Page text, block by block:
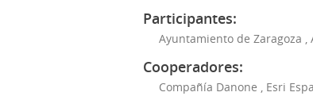
Participantes:
Ayuntamiento de Zaragoza
Cooperadores:
Compañía Danone Esri